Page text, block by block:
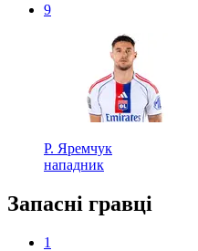
9
Р. Яремчук
нападник
Запасні гравці
1